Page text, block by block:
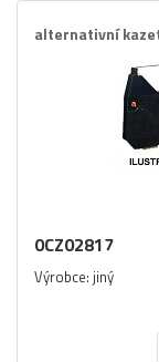
alternativní
0CZ02817
Výrobce: jiný